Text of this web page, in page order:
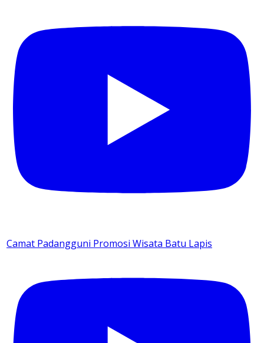
Camat Padangguni Promosi Wisata Batu Lapis